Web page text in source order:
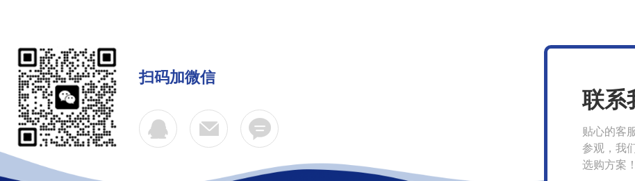
扫码加微信
联系
贴心的客
参观，我
选购方案！